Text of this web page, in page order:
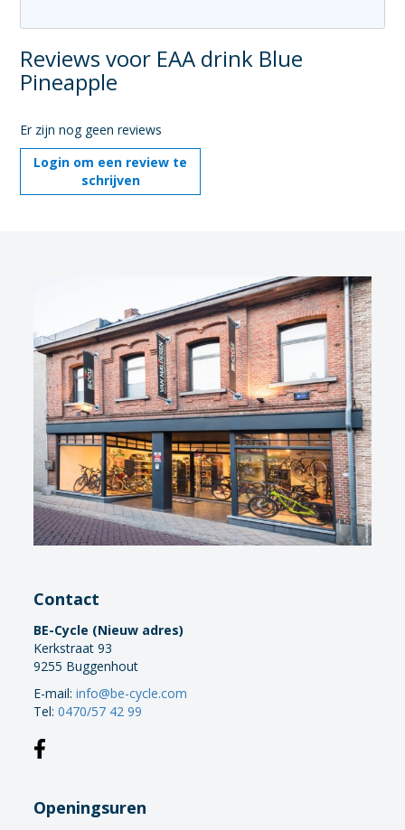
Reviews voor EAA drink Blue
Pineapple
Er zijn nog geen reviews
Login om een review te
schrijven
Contact
BE-Cycle (Nieuw adres)
Kerkstraat 93
9255 Buggenhout
E-mail:info@be-cycle.com
Tel:0470/57 42 99
Openingsuren